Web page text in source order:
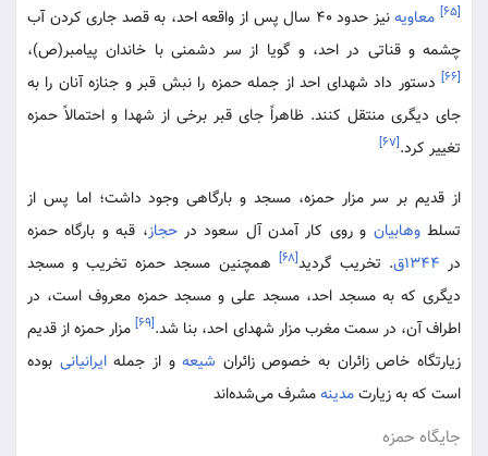
[۶۵] معاویه
نیز حدود ۴۰ سال پس از واقعه احد، به قصد جاری کردن آب
چشمه و قناتی در احد، و گویا از سر دشمنی با خاندان پیامبر(ص)،
[۶۶]
دستور داد شهدای احد از جمله حمزه را نبش قبر و جنازه آنان را به
جای دیگری منتقل کنند. ظاهراً جای قبر برخی از شهدا و احتمالاً حمزه
تغییر کرد.[۶۷]
از قدیم بر سر مزار حمزه، مسجد و بارگاهی وجود داشت؛ اما پس از
تسلطوهابیان و روی کار آمدن آل سعود درحجاز، قبه و بارگاه حمزه
در ۱۳۴۴ق . تخریب گردید[۶۸]
همچنین مسجد حمزه تخریب و مسجد
دیگری که به مسجد احد، مسجد علی و مسجد حمزه معروف است، در
اطراف آن، در سمت مغرب مزار شهدای احد، بنا شد.[۶۹]
مزار حمزه از قدیم
زیارتگاه خاص زائران به خصوص زائران شیعهو از جملهایرانیانی بوده
است که به زیارتمدینهمشرف می‌شده‌اند
جایگاه حمزه